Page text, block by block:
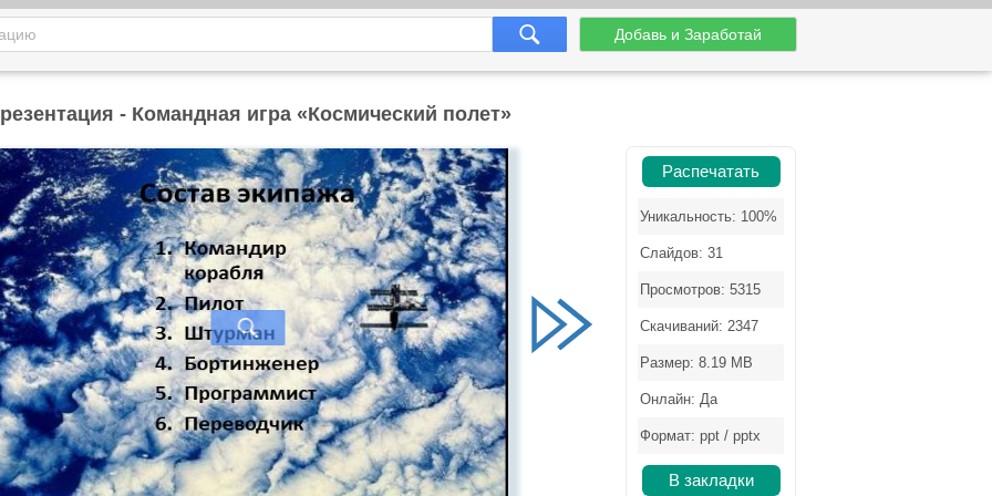
Добавь и Заработай
- Командная игра «Космический полет»
Распечатать
Уникальность: 100%
Слайдов: 31
Просмотров: 5315
Скачиваний: 2347
Размер: 8.19 MB
Онлайн: Да
Формат: ppt / pptx
В закладки